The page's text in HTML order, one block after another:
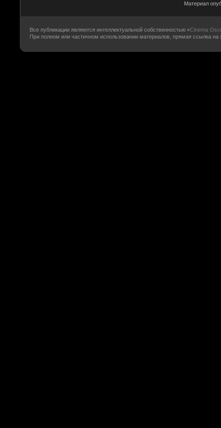
Материал
Все публикации являются интеллектуальной собственностью «Cinema
При полном или частичном использовании материалов, прямая ссылка на